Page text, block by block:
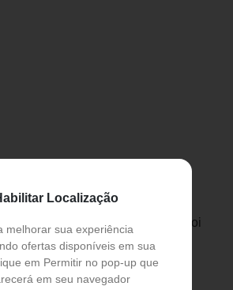
Localização
melhorar sua experiência
ofertas disponíveis em sua
em Permitir no pop-up que
em seu navegador
Produto
Matte da Coleção Cosmos foi
do Universo.
sóbreas, eles possuem alta